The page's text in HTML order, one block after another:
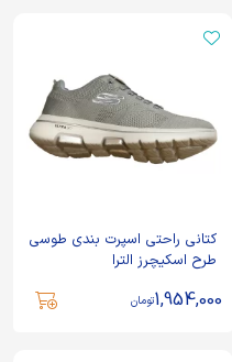
کتانی راحتی اسپرت بندی طوسی
طرح اسکیچرز الترا
1,954,000تومان